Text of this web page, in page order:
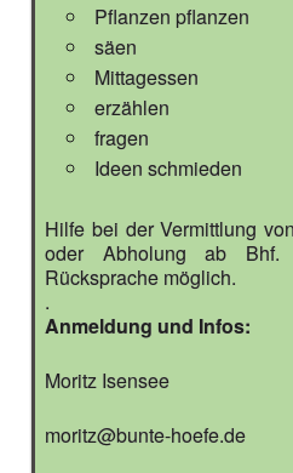
Pflanzen pflanzen
säen
Mittagessen
erzählen
fragen
Ideen schmieden
Hilfe bei der Vermittlung
oder Abholung ab Bhf.
Rücksprache möglich.
.
Anmeldung und Infos:
Moritz Isensee
moritz@bunte-hoefe.de